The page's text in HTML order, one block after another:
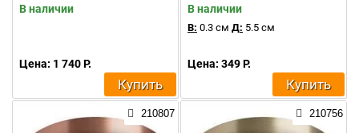
В наличии
Цена: 1 740 Р.
Купить
В наличии
В: 0.3 см Д: 5.5 см
Цена: 349 Р.
Купить
210807 210756